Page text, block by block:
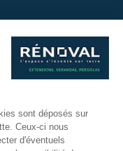
Suisse | 26-27 Juin